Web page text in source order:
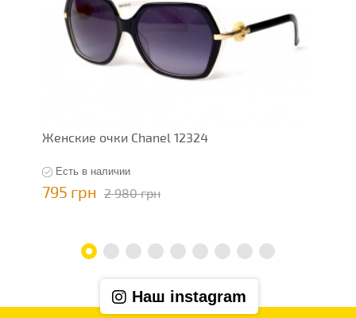
Женские очки Chanel 12324
Есть в наличии
795 грн 2 980 грн
Наш instagram